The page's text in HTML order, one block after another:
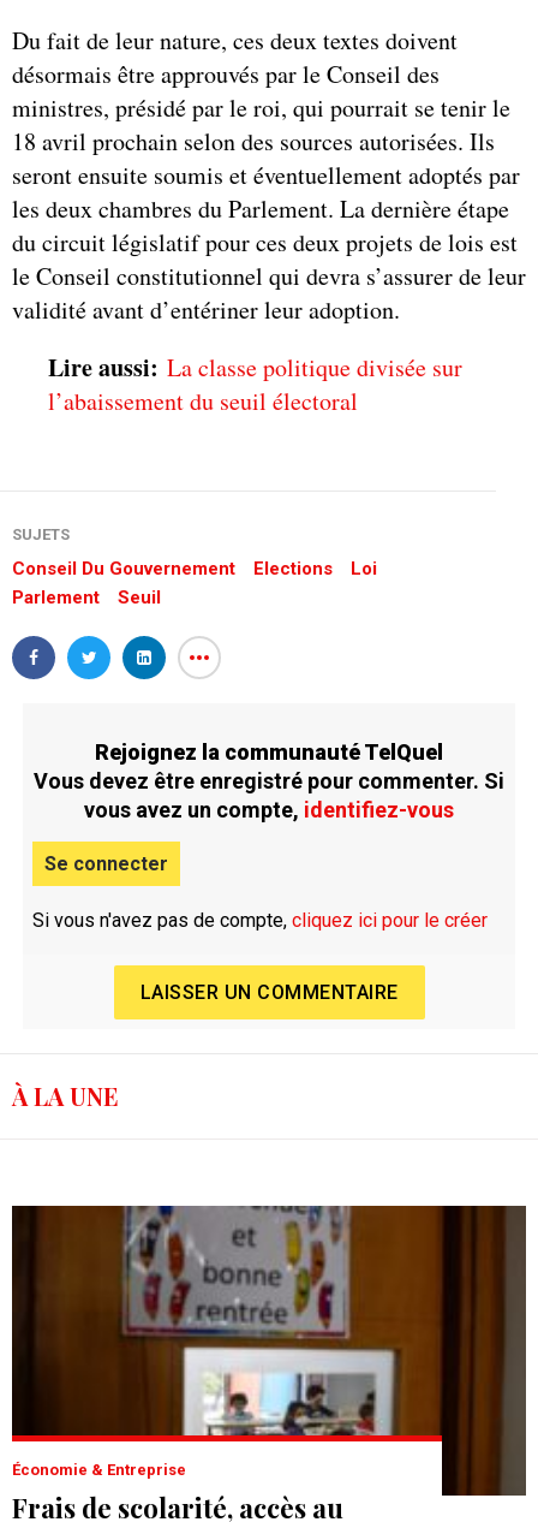
Du fait de leur nature, ces deux textes doivent
désormais être approuvés par le Conseil des
ministres, présidé par le roi, qui pourrait se tenir le
18 avril prochain selon des sources autorisées. Ils
seront ensuite soumis et éventuellement adoptés par
les deux chambres du Parlement. La dernière étape
du circuit législatif pour ces deux projets de lois est
le Conseil constitutionnel qui devra s’assurer de leur
validité avant d’entériner leur adoption.
Lire aussi: La classe politique divisée sur
l’abaissement du seuil électoral
SUJETS
Conseil Du Gouvernement Elections
Loi
Parlement
Seuil
Rejoignez la communauté TelQuel
Vous devez être enregistré pour commenter. Si
vous avez un compte, identifiez-vous
Se connecter
Si vous n'avez pas de compte, cliquez ici pour le créer
LAISSER UN COMMENTAIRE
À LA UNE
Économie & Entreprise
Frais de scolarité, accès au